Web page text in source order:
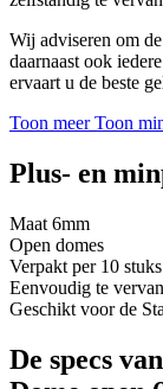
Wij adviseren om
daarnaast ook
ervaart u de beste
Toon meer Toon
Plus- en
Maat 6mm
Open domes
Verpakt per 10 stuks
Eenvoudig te
Geschikt voor de
De specs